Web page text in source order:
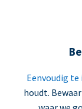
Eenvoudig
houdt.